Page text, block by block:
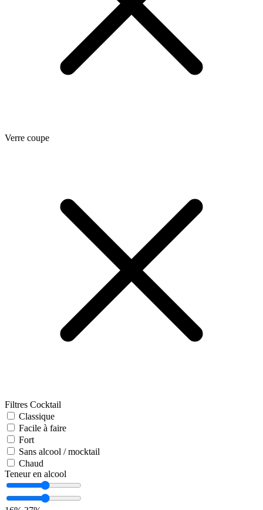
Verre coupe
Filtres Cocktail
Classique
Facile à faire
Fort
Sans alcool / mocktail
Chaud
Teneur en alcool